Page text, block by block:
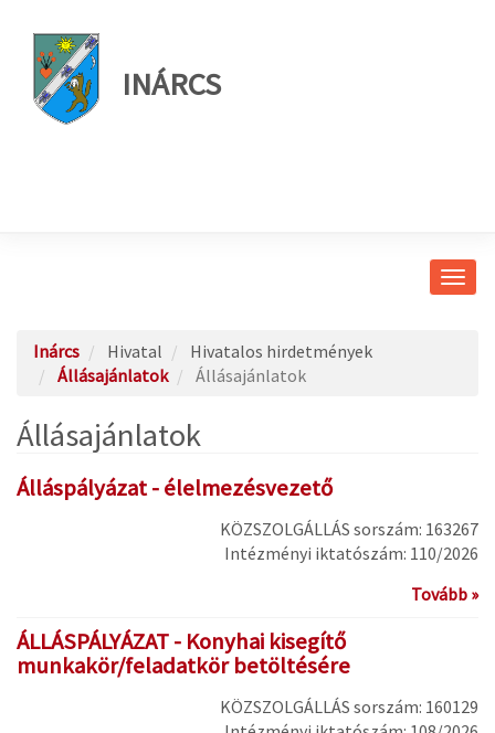
INÁRCS
Inárcs Hivatal
Hivatalos hirdetmények
Állásajánlatok
Állásajánlatok
Állásajánlatok
Álláspályázat - élelmezésvezető
KÖZSZOLGÁLLÁS sorszám: 163267
Intézményi iktatószám: 110/2026
Tovább »
ÁLLÁSPÁLYÁZAT - Konyhai kisegítő
munkakör/feladatkör betöltésére
KÖZSZOLGÁLLÁS sorszám: 160129